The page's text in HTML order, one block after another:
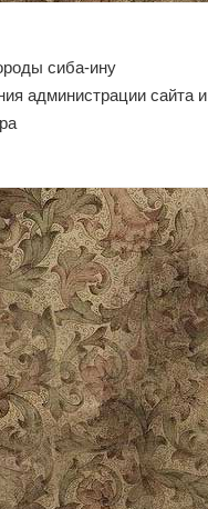
сиба-ину
администрации сайта и